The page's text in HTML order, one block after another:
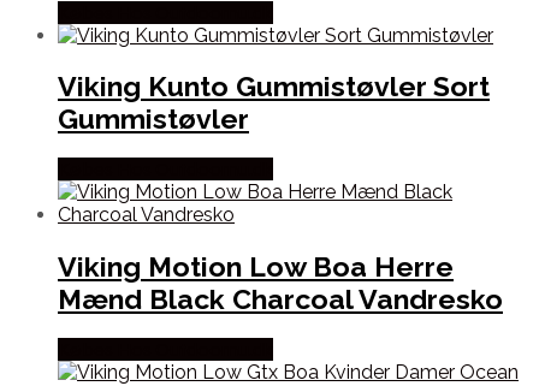
Viking Kunto Gummistøvler Sort
Gummistøvler
Viking Motion Low Boa Herre
Mænd Black Charcoal Vandresko